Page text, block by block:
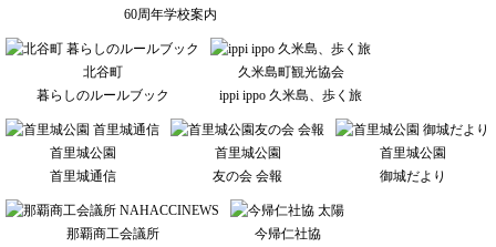
60周年学校案内
北谷町
暮らしのルールブック
久米島町観光協会
ippi ippo 久米島、歩く旅
首里城公園
首里城通信
首里城公園
友の会 会報
首里城公園
御城だより
那覇商工会議所
今帰仁社協